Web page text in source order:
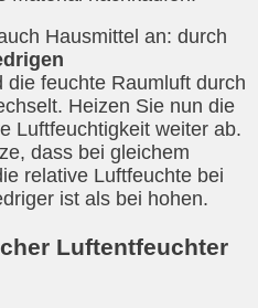
Hausmittel an: durch
die feuchte Raumluft durch
Heizen Sie nun die
Luftfeuchtigkeit weiter ab.
dass bei gleichem
relative Luftfeuchte bei
ist als bei hohen.
Luftentfeuchter